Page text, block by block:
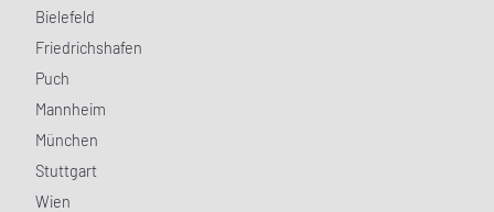
Bielefeld
Friedrichshafen
Puch
Mannheim
München
Stuttgart
Wien